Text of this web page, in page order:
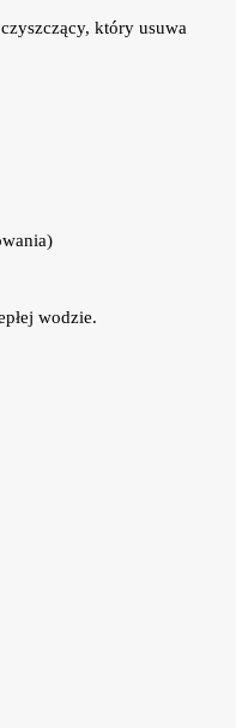
który usuwa
wodzie.